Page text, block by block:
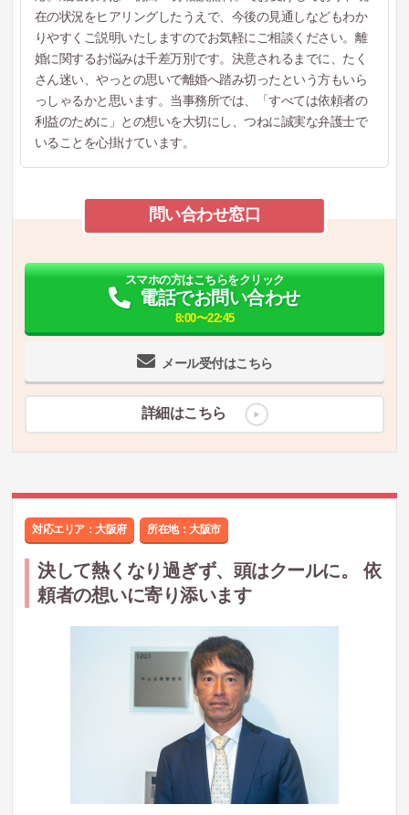
在の状況をヒアリングしたうえで、今後の見通しなどもわか
りやすくご説明いたしますのでお気軽にご相談ください。離
婚に関するお悩みは千差万別です。決意されるまでに、たく
さん迷い、やっとの思いで離婚へ踏み切ったという方もいら
っしゃるかと思います。当事務所では、「すべては依頼者の
利益のために」との想いを大切にし、つねに誠実な弁護士で
いることを心掛けています。
問い合わせ窓口
メール受付はこちら
スマホの方はこちらをクリック
電話でお問い合わせ
8:00〜22:45
詳細はこちら
対応エリア：大阪府 所在地： 大阪市
決して熱くなり過ぎず、頭はクールに。 依
頼者の想いに寄り添います